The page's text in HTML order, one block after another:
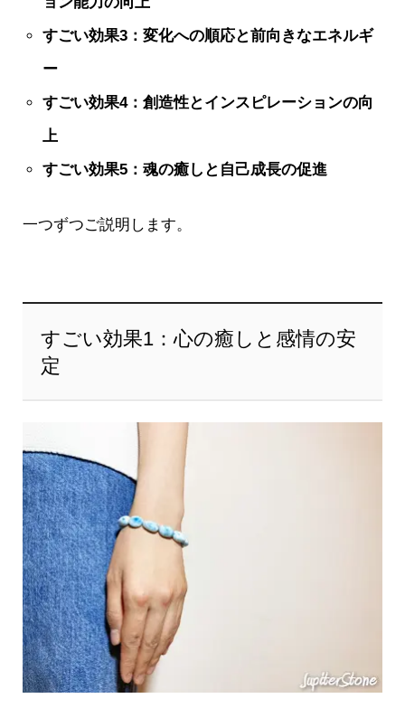
すごい効果3：変化への順応と前向きなエネルギ
ー
すごい効果4：創造性とインスピレーションの向
上
すごい効果5：魂の癒しと自己成長の促進
一つずつご説明します。
すごい効果1：心の癒しと感情の安
定